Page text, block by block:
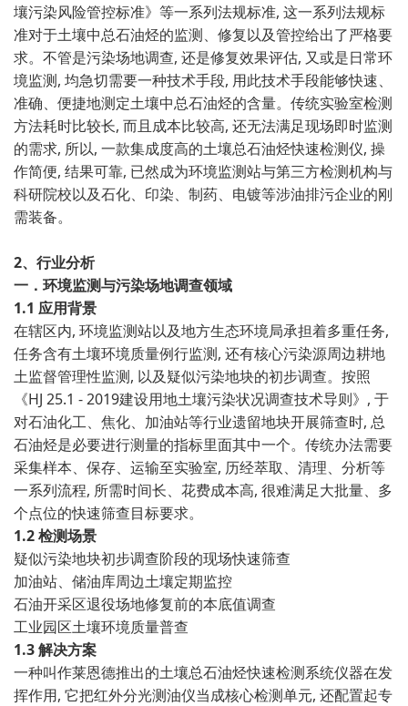
壤污染风险管控标准》等一系列法规标准, 这一系列法规标
准对于土壤中总石油烃的监测、修复以及管控给出了严格要
求。不管是污染场地调查, 还是修复效果评估, 又或是日常环
境监测, 均急切需要一种技术手段, 用此技术手段能够快速、
准确、便捷地测定土壤中总石油烃的含量。传统实验室检测
方法耗时比较长, 而且成本比较高, 还无法满足现场即时监测
的需求, 所以, 一款集成度高的土壤总石油烃快速检测仪, 操
作简便, 结果可靠, 已然成为环境监测站与第三方检测机构与
科研院校以及石化、印染、制药、电镀等涉油排污企业的刚
需装备。
2、行业分析
一．环境监测与污染场地调查领域
1.1 应用背景
在辖区内, 环境监测站以及地方生态环境局承担着多重任务,
任务含有土壤环境质量例行监测, 还有核心污染源周边耕地
土监督管理性监测, 以及疑似污染地块的初步调查。按照
《HJ 25.1 - 2019建设用地土壤污染状况调查技术导则》, 于
对石油化工、焦化、加油站等行业遗留地块开展筛查时, 总
石油烃是必要进行测量的指标里面其中一个。传统办法需要
采集样本、保存、运输至实验室, 历经萃取、清理、分析等
一系列流程, 所需时间长、花费成本高, 很难满足大批量、多
个点位的快速筛查目标要求。
1.2 检测场景
疑似污染地块初步调查阶段的现场快速筛查
加油站、储油库周边土壤定期监控
石油开采区退役场地修复前的本底值调查
工业园区土壤环境质量普查
1.3 解决方案
一种叫作莱恩德推出的土壤总石油烃快速检测系统仪器在发
挥作用, 它把红外分光测油仪当成核心检测单元, 还配置起专